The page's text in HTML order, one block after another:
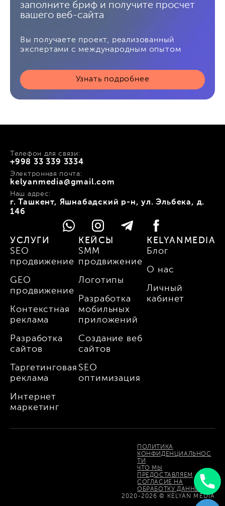
заполните бриф и получите просчет
вашего веб-сайта
Вы получаете проект, реализованный
экспертами с международным опытом
Узнать подробнее
+998 33 339 3334
Телефон для связи:
kelyanmedia@gmail.com
Электронная почта:
г. Ташкент, Яшнабадский р-н, ул. Эльбека, д.
146
Наш адрес:
УСЛУГИ
SEO
продвижение
GEO
продвижение
Контекстная
реклама
Разработка
сайтов
Таргетинговая
реклама
Интернет
маркетинг
КЕЙСЫ
SMM
продвижение
Логотипы
Разработка
мобильных
приложений
Создание веб
сайтов
SEO
оптимизация
KELYANMEDIA
Блог
О нас
Личный
кабинет
ПОЛИТИКА
КОНФИДЕНЦИАЛЬНОС
ТИ
ЧТО МЫ
ПРЕДОСТАВЛЯЕМ
СОГЛАСИЕ НА
ОБРАБОТКУ ДАННЫХ
2020-2026 © KELYAN MEDIA
Uzbek